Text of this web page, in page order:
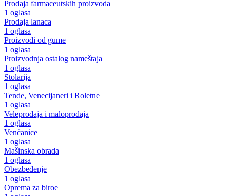
Prodaja farmaceutskih proizvoda
1 oglasa
Prodaja lanaca
1 oglasa
Proizvodi od gume
1 oglasa
Proizvodnja ostalog nameštaja
1 oglasa
Stolarija
1 oglasa
Tende, Venecijaneri i Roletne
1 oglasa
Veleprodaja i maloprodaja
1 oglasa
Venčanice
1 oglasa
Mašinska obrada
1 oglasa
Obezbeđenje
1 oglasa
Oprema za biroe